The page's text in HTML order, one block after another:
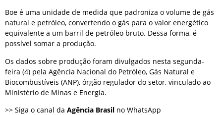
Boe é uma unidade de medida que padroniza o volume de gás
natural e petróleo, convertendo o gás para o valor energético
equivalente a um barril de petróleo bruto. Dessa forma, é
possível somar a produção.
Os dados sobre produção foram divulgados nesta segunda-
feira (4) pela Agência Nacional do Petróleo, Gás Natural e
Biocombustíveis (ANP), órgão regulador do setor, vinculado ao
Ministério de Minas e Energia.
>> Siga o canal da Agência Brasil no WhatsApp